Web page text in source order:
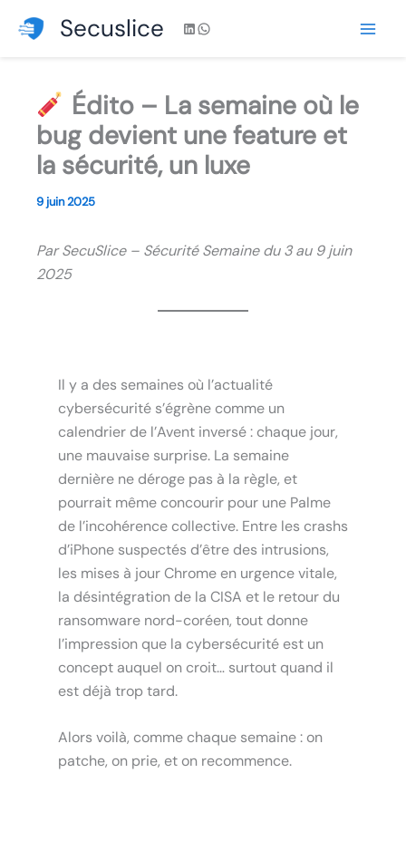
Secuslice LinkedIn
WhatsApp
Édito – La semaine où le
bug devient une feature et
la sécurité, un luxe
9 juin 2025
Par SecuSlice – Sécurité Semaine du 3 au 9 juin
2025
Il y a des semaines où l’actualité
cybersécurité s’égrène comme un
calendrier de l’Avent inversé : chaque jour,
une mauvaise surprise. La semaine
dernière ne déroge pas à la règle, et
pourrait même concourir pour une Palme
de l’incohérence collective. Entre les crashs
d’iPhone suspectés d’être des intrusions,
les mises à jour Chrome en urgence vitale,
la désintégration de la CISA et le retour du
ransomware nord-coréen, tout donne
l’impression que la cybersécurité est un
concept auquel on croit… surtout quand il
est déjà trop tard.
Alors voilà, comme chaque semaine : on
patche, on prie, et on recommence.